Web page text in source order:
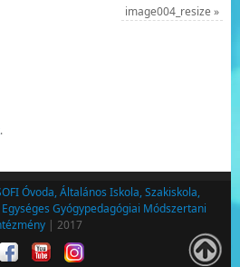
image004_resize »
.
Óvoda, Általános Iskola, Szakiskola,
Gyógypedagógiai Módszertani
| 2017